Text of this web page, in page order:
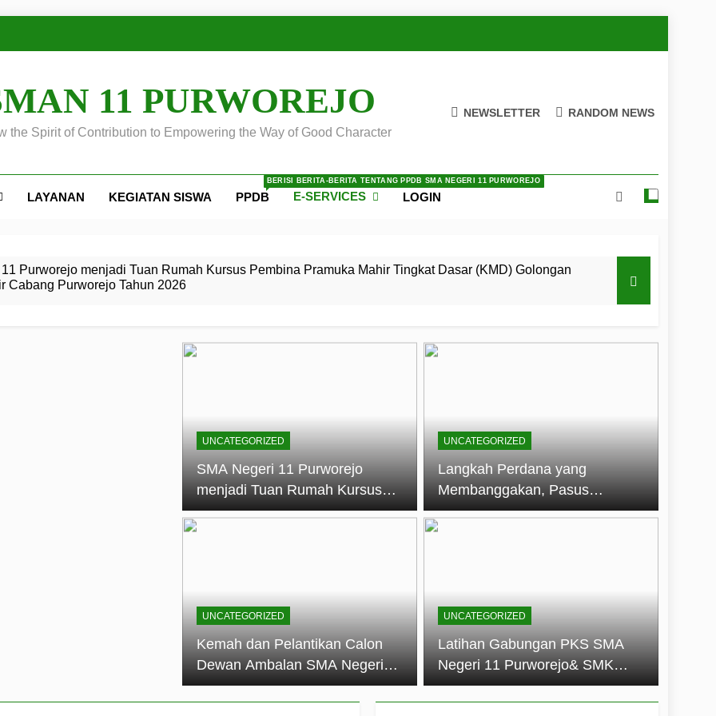
11 PURWOREJO
the Spirit of Contribution to Empowering the Way of Good Character
NEWSLETTER RANDOM NEWS
LAYANAN KEGIATAN SISWA PPDB
BERISI BERITA-BERITA TENTANG PPDB SMA NEGERI 11 PURWOREJO
E-SERVICES LOGIN
Purworejo menjadi Tuan Rumah Kursus Pembina Pramuka Mahir Tingkat Dasar (KMD) Golongan
Cabang Purworejo Tahun 2026
Calon Dewan Ambalan SMA Negeri 11 Purworejo: Membentuk Jiwa Kepemimpinan, Disiplin,
11 Purworejo Sukses Gelar LPBB Jatayudha Open 2 Tahun 2026
Tingkat
Gugus Depan
di LKBB
oleh Pasukan Khusus
11
Negeri 11 Purworejo
menjadi lokasi pelaksanaan
UNCATEGORIZED
SMA Negeri 11 Purworejo
menjadi Tuan Rumah Kursus
Pembina Pramuka Mahir
UNCATEGORIZED
Langkah Perdana yang
Membanggakan, Pasus
Jatayudha Ukir Prestasi di
UNCATEGORIZED
Kemah dan Pelantikan Calon
Dewan Ambalan SMA Negeri
11 Purworejo: Membentuk Jiwa
Kepemimpinan, Disiplin, dan
UNCATEGORIZED
Latihan Gabungan PKS SMA
Negeri 11 Purworejo& SMK
Negeri 6 Purworejo:
Membangun Disiplin,